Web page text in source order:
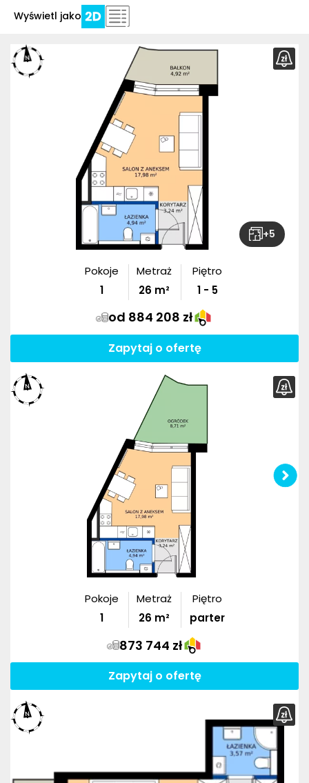
Wyświetl jako
+5
Pokoje
1
Metraż
26 m²
Piętro
1 - 5
od 884 208 zł
Zapytaj o ofertę
Pokoje
1
Metraż
26 m²
Piętro
parter
873 744 zł
Zapytaj o ofertę